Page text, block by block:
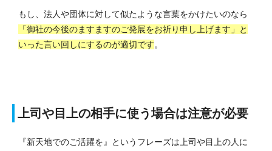
もし、法人や団体に対して似たような言葉をかけたいのなら
「御社の今後のますますのご発展をお祈り申し上げます」と
いった言い回しにするのが適切です。
上司や目上の相手に使う場合は注意が必要
『新天地でのご活躍を』というフレーズは上司や目上の人に